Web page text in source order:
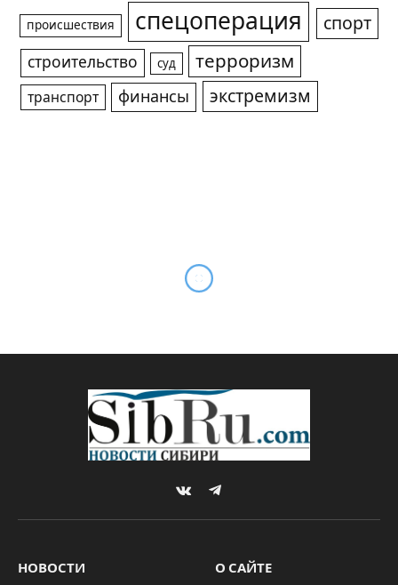
происшествия спецоперация спорт
строительство суд терроризм
транспорт финансы экстремизм
VKontakteTelegram
НОВОСТИ О САЙТЕ